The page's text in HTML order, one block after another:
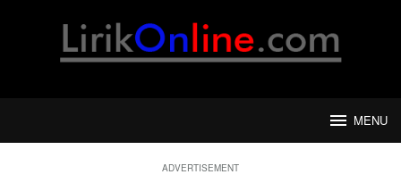
MENU
ADVERTISEMENT